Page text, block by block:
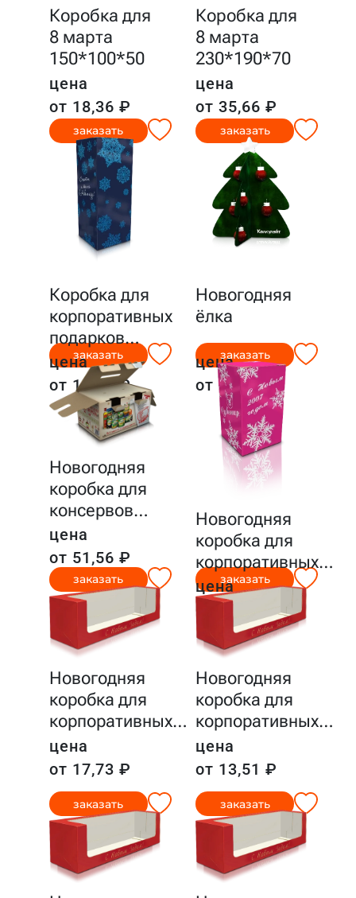
Коробка для
8 марта
150*100*50
цена
от 18,36 ₽
заказать
Коробка для
8 марта
230*190*70
цена
от 35,66 ₽
заказать
Коробка для
корпоративных
подарков…
цена
от 18,04 ₽
заказать
Новогодняя
ёлка
цена
от 9,08 ₽
заказать
Новогодняя
коробка для
консервов…
цена
от 51,56 ₽
заказать
Новогодняя
коробка для
корпоративных…
цена
от 19,40 ₽
заказать
Новогодняя
коробка для
корпоративных…
цена
от 17,73 ₽
заказать
Новогодняя
коробка для
корпоративных…
цена
от 13,51 ₽
заказать